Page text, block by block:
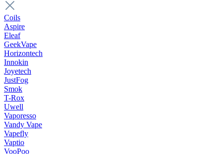
Coils
Aspire
Eleaf
GeekVape
Horizontech
Innokin
Joyetech
JustFog
Smok
T-Rox
Uwell
Vaporesso
Vandy Vape
Vapefly
Vaptio
VooPoo